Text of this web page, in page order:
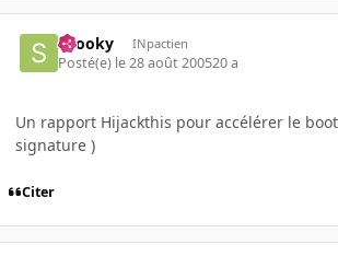
snooky INpactien
Posté(e) le 28 août 200520 a
Un rapport Hijackthis pour accélérer le
signature )
Citer